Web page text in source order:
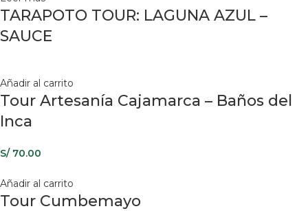
TARAPOTO TOUR: LAGUNA AZUL –
SAUCE
Añadir al carrito
Tour Artesanía Cajamarca – Baños del
Inca
S/70.00
Añadir al carrito
Tour Cumbemayo